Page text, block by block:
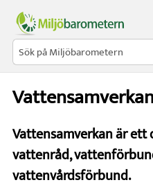
Gå direkt till sidans innehåll
Vattensamverkan är
vattenråd,
vattenvårdsförbund.